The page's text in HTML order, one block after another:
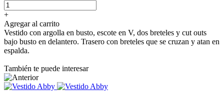
+
Agregar al carrito
Vestido con argolla en busto, escote en V, dos breteles y cut outs
bajo busto en delantero. Trasero con breteles que se cruzan y atan en
espalda.
También te puede interesar